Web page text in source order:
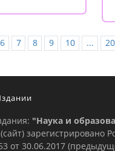
6 7 8 9 10 ... 20
"Наука и
зарегистрировано
от 30.06.2017